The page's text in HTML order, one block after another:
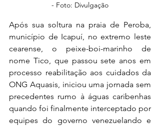
- Foto: Divulgação
Após sua soltura na praia de Peroba,
município de Icapuí, no extremo leste
cearense, o peixe-boi-marinho de
nome Tico, que passou sete anos em
processo reabilitação aos cuidados da
ONG Aquasis, iniciou uma jornada sem
precedentes rumo à águas caribenhas
quando foi finalmente interceptado por
equipes do governo venezuelando e